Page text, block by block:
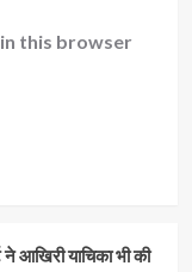
this browser
ने आखिरी याचिका भी की